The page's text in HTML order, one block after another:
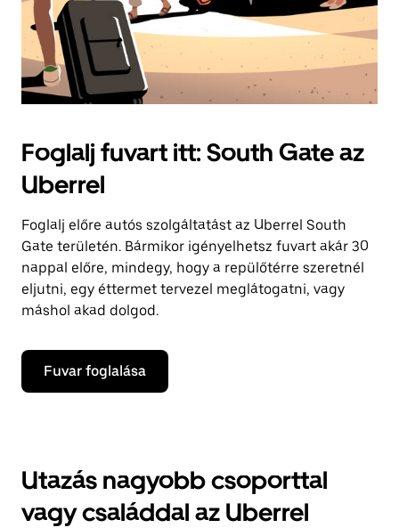
Foglalj fuvart itt: South Gate az
Uberrel
Foglalj előre autós szolgáltatást az Uberrel South
Gate területén. Bármikor igényelhetsz fuvart akár 30
nappal előre, mindegy, hogy a repülőtérre szeretnél
eljutni, egy éttermet tervezel meglátogatni, vagy
máshol akad dolgod.
Fuvar foglalása
Utazás nagyobb csoporttal
vagy családdal az Uberrel